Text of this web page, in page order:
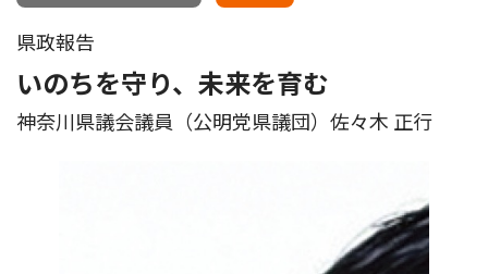
県政報告
いのちを守り、未来を育む
神奈川県議会議員（公明党県議団）佐々木 正行